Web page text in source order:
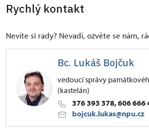
Rychlý kontakt
Nevíte si rady? Nevadí, ozvěte se nám,
Bc. Lukáš Bojčuk
vedoucí správy
(kastelán)
376 393 378, 606 666
bojcuk.lukas@npu.cz